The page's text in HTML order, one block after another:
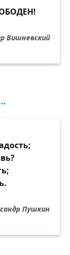
Вишневский
Пушкин